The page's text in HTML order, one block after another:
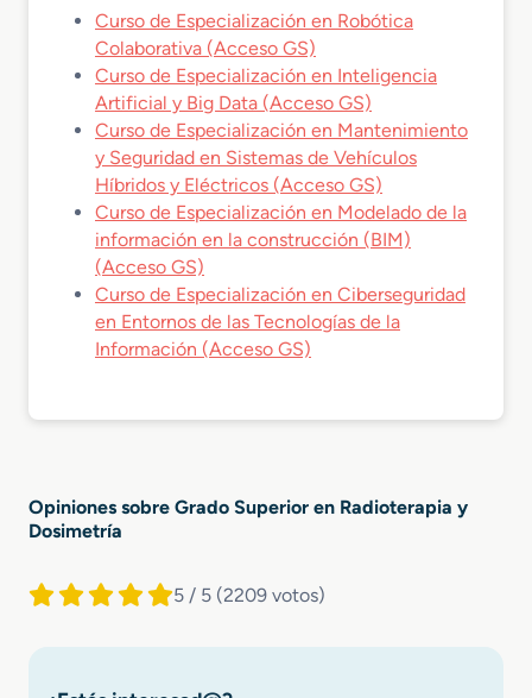
Curso de Especialización en Robótica
Colaborativa (Acceso GS)
Curso de Especialización en Inteligencia
Artificial y Big Data (Acceso GS)
Curso de Especialización en Mantenimiento
y Seguridad en Sistemas de Vehículos
Híbridos y Eléctricos (Acceso GS)
Curso de Especialización en Modelado de la
información en la construcción (BIM)
(Acceso GS)
Curso de Especialización en Ciberseguridad
en Entornos de las Tecnologías de la
Información (Acceso GS)
Opiniones sobre Grado Superior en Radioterapia y
Dosimetría
5 / 5 (2209 votos)